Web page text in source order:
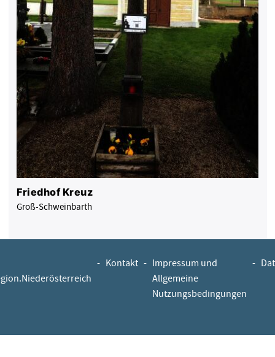
Friedhof Kreuz
Groß-Schweinbarth
- Kontakt - Impressum und
Allgemeine
Nutzungsbedingungen
-